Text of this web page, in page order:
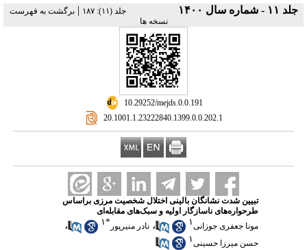
جلد ۱۱ - شماره سال ۱۴۰۰ ‫جلد (۱۱): ۱۸۷ |برگشت به فهرست
نسخه ها
‎ 10.29252/mejds.0.0.191
‎ 20.1001.1.23222840.1399.0.0.202.1
تبیین شدت نشانگان بالینی اختلال شخصیت مرزی براساس
طرحواره‌های ناسازگار اولیه و سبک‌های مقابله‌ای
مونا جعفری جوزانی۱ ، نادر منیرپور *۱ ،
حسن میرزا حسینی۱